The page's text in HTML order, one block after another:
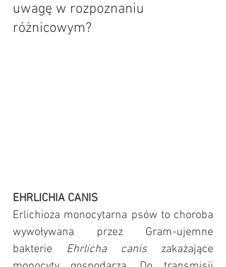
uwagę w rozpoznaniu
różnicowym?
EHRLICHIA CANIS
Erlichioza monocytarna psów to choroba
wywoływana przez Gram-ujemne
bakterie Ehrlicha canis zakażające